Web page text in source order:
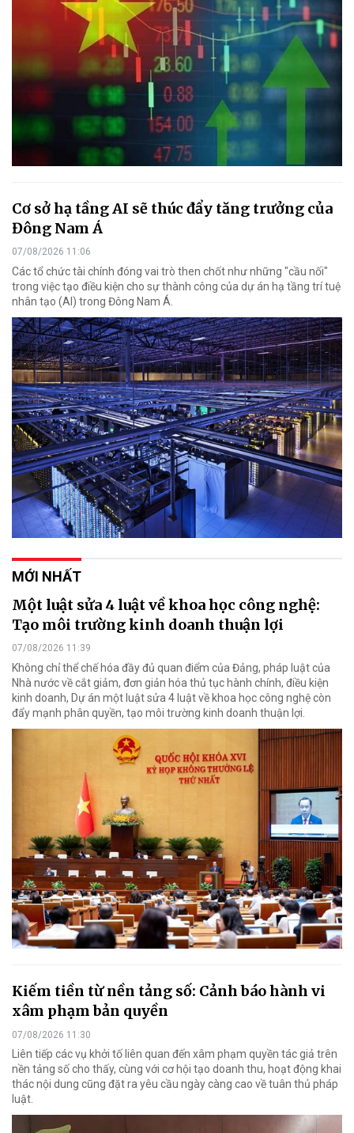
Cơ sở hạ tầng AI sẽ thúc đẩy tăng trưởng của
Đông Nam Á
07/08/2026 11:06
Các tổ chức tài chính đóng vai trò then chốt như những "cầu nối"
trong việc tạo điều kiện cho sự thành công của dự án hạ tầng trí tuệ
nhân tạo (AI) trong Đông Nam Á.
MỚI NHẤT
Một luật sửa 4 luật về khoa học công nghệ:
Tạo môi trường kinh doanh thuận lợi
07/08/2026 11:39
Không chỉ thể chế hóa đầy đủ quan điểm của Đảng, pháp luật của
Nhà nước về cắt giảm, đơn giản hóa thủ tục hành chính, điều kiện
kinh doanh, Dự án một luật sửa 4 luật về khoa học công nghệ còn
đẩy mạnh phân quyền, tạo môi trường kinh doanh thuận lợi.
Kiếm tiền từ nền tảng số: Cảnh báo hành vi
xâm phạm bản quyền
07/08/2026 11:30
Liên tiếp các vụ khởi tố liên quan đến xâm phạm quyền tác giả trên
nền tảng số cho thấy, cùng với cơ hội tạo doanh thu, hoạt động khai
thác nội dung cũng đặt ra yêu cầu ngày càng cao về tuân thủ pháp
luật.